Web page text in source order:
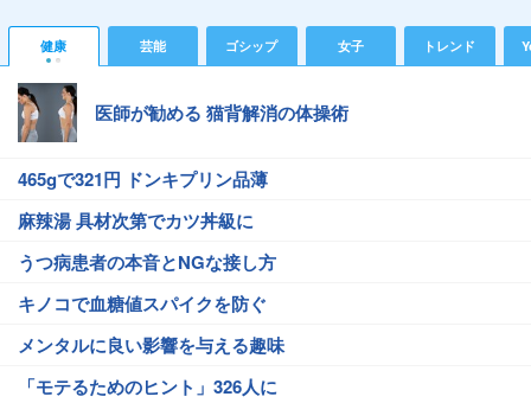
健康 芸能 ゴシップ 女子 トレンド
医師が勧める 猫背解消の体操術
465gで321円 ドンキプリン品薄
麻辣湯 具材次第でカツ丼級に
うつ病患者の本音とNGな接し方
キノコで血糖値スパイクを防ぐ
メンタルに良い影響を与える趣味
「モテるためのヒント」326人に